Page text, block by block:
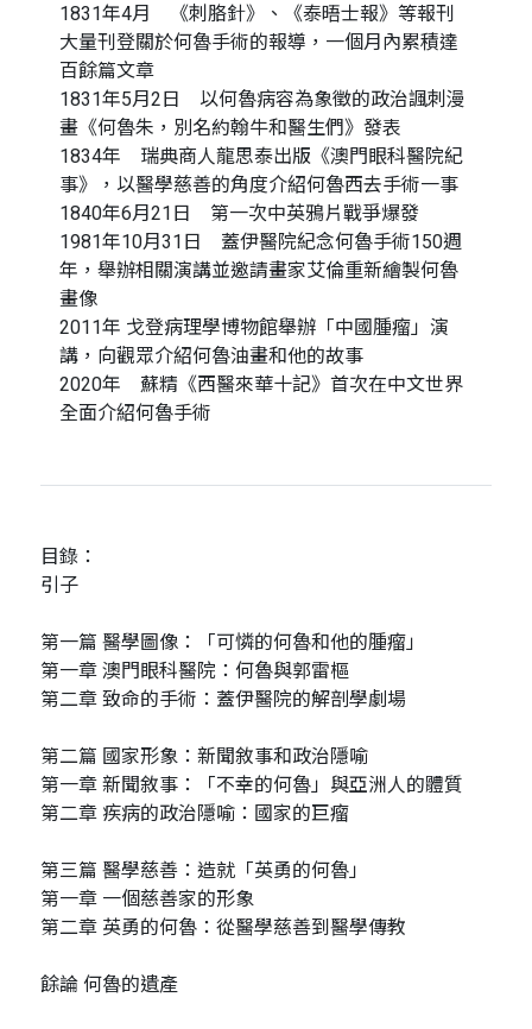
1831年4月 《刺胳針》、《泰晤士報》等報刊
大量刊登關於何魯手術的報導，一個月內累積達
百餘篇文章
1831年5月2日 以何魯病容為象徵的政治諷刺漫
畫《何魯朱，別名約翰牛和醫生們》發表
1834年 瑞典商人龍思泰出版《澳門眼科醫院紀
事》，以醫學慈善的角度介紹何魯西去手術一事
1840年6月21日 第一次中英鴉片戰爭爆發
1981年10月31日 蓋伊醫院紀念何魯手術150週
年，舉辦相關演講並邀請畫家艾倫重新繪製何魯
畫像
2011年 戈登病理學博物館舉辦「中國腫瘤」演
講，向觀眾介紹何魯油畫和他的故事
2020年 蘇精《西醫來華十記》首次在中文世界
全面介紹何魯手術
目錄：
引子
第一篇 醫學圖像：「可憐的何魯和他的腫瘤」
第一章 澳門眼科醫院：何魯與郭雷樞
第二章 致命的手術：蓋伊醫院的解剖學劇場
第二篇 國家形象：新聞敘事和政治隱喻
第一章 新聞敘事：「不幸的何魯」與亞洲人的體質
第二章 疾病的政治隱喻：國家的巨瘤
第三篇 醫學慈善：造就「英勇的何魯」
第一章 一個慈善家的形象
第二章 英勇的何魯：從醫學慈善到醫學傳教
餘論 何魯的遺產